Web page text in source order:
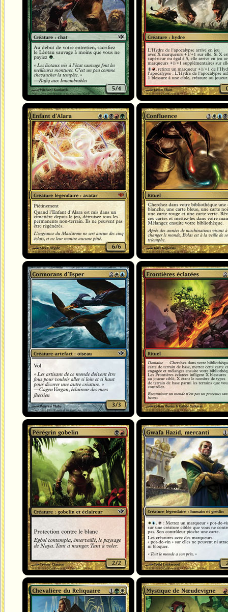
Enfant d'Alara Confluence
Cormorans d'Esper Frontières éclatées
Pérégrin gobelin Gwafa Hazid, mercanti
Chevalière du Reliquaire Mystique de Nœudevigne